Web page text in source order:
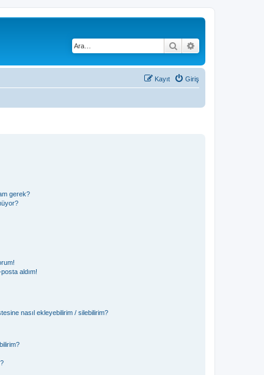
Ara
Giriş
Kayıt
gerek?
aldım!
nasıl ekleyebilirim / silebilirim?